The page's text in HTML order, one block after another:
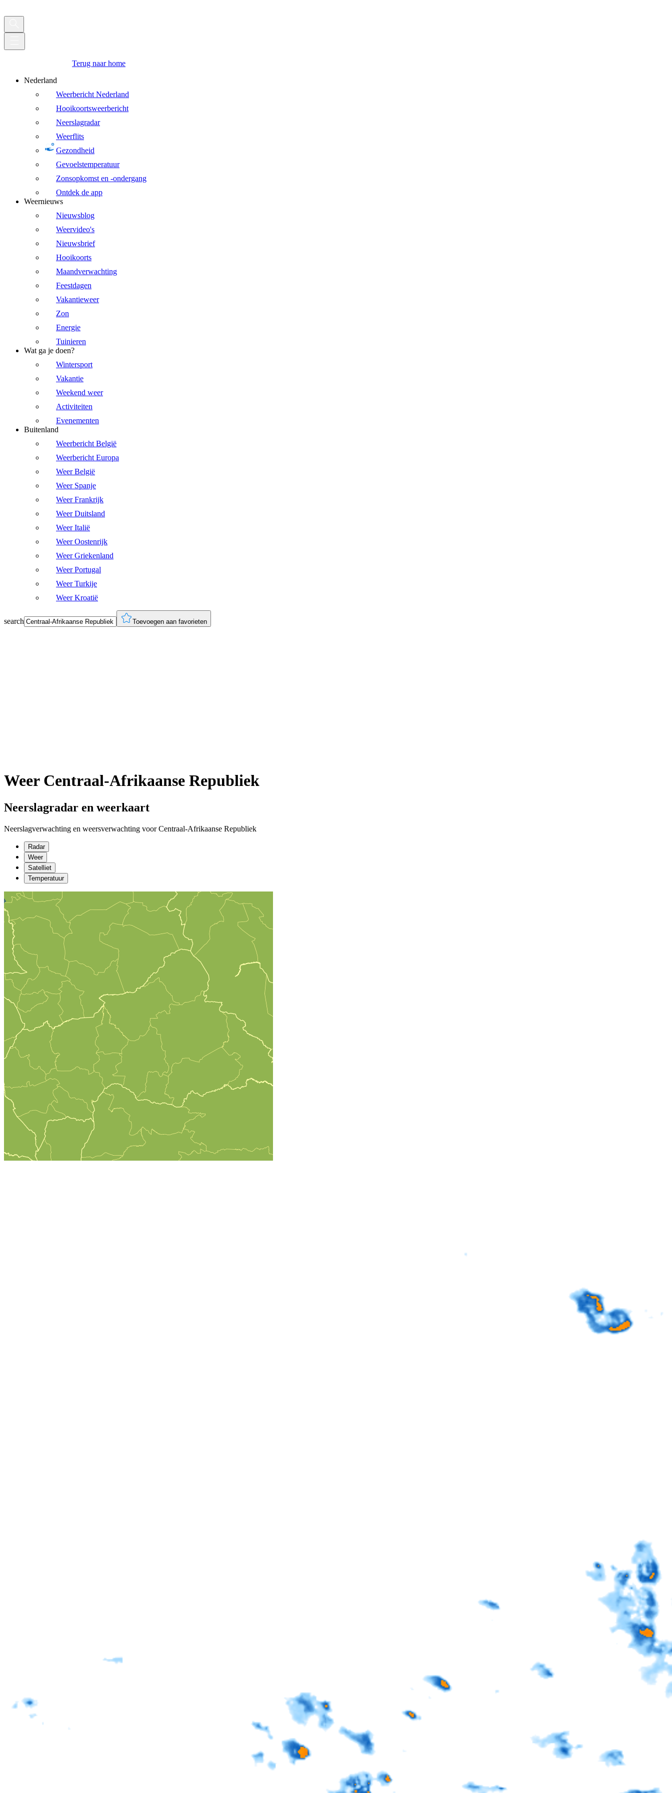
Terug naar home
Nederland
Weerbericht Nederland
Hooikoortsweerbericht
Neerslagradar
Weerflits
Gezondheid
Gevoelstemperatuur
Zonsopkomst en -ondergang
Ontdek de app
Weernieuws
Nieuwsblog
Weervideo's
Nieuwsbrief
Hooikoorts
Maandverwachting
Feestdagen
Vakantieweer
Zon
Energie
Tuinieren
Wat ga je doen?
Wintersport
Vakantie
Weekend weer
Activiteiten
Evenementen
Buitenland
Weerbericht België
Weerbericht Europa
Weer België
Weer Spanje
Weer Frankrijk
Weer Duitsland
Weer Italië
Weer Oostenrijk
Weer Griekenland
Weer Portugal
Weer Turkije
Weer Kroatië
search Toevoegen aan favorieten
Weer Centraal-Afrikaanse Republiek
Neerslagradar en weerkaart
Neerslagverwachting en weersverwachting voor Centraal-Afrikaanse Republiek
Radar
Weer
Satelliet
Temperatuur